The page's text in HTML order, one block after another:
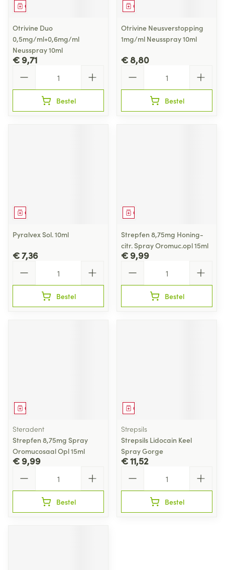
Geneesmiddel
Otrivine Duo
0,5mg/ml+0,6mg/ml
Neusspray 10ml
€ 9,71
Bestel
Geneesmiddel
Otrivine Neusverstopping
1mg/ml Neusspray 10ml
€ 8,80
Bestel
Geneesmiddel
Pyralvex Sol. 10ml
€ 7,36
Bestel
Geneesmiddel
Strepfen 8,75mg Honing-
citr. Spray Oromuc.opl 15ml
€ 9,99
Bestel
Geneesmiddel
Steradent
Strepfen 8,75mg Spray
Oromucosaal Opl 15ml
€ 9,99
Bestel
Geneesmiddel
Strepsils
Strepsils Lidocain Keel
Spray Gorge
€ 11,52
Bestel